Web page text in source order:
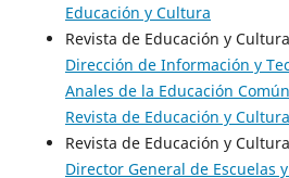
Educación y Cultura
Revista de Educación y
Dirección de Información y
Anales de la Educación
Revista de Educación y
Revista de Educación y
Director General de Escuelas